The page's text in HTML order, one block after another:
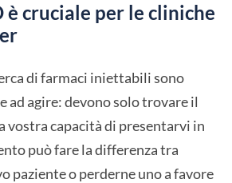
è cruciale per le cliniche
di farmaci iniettabili sono
ad agire: devono solo trovare il
vostra capacità di presentarvi in
può fare la differenza tra
paziente o perderne uno a favore